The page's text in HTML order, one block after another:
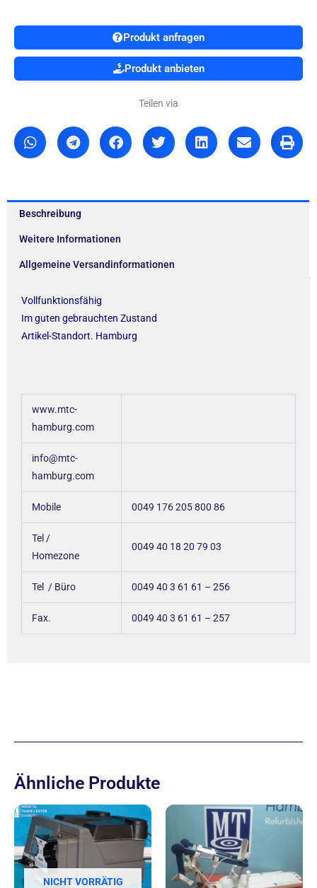
Produkt anfragen
Produkt anbieten
Teilen via
Beschreibung
Weitere Informationen
Allgemeine Versandinformationen
Vollfunktionsfähig
Im guten gebrauchten Zustand
Artikel-Standort. Hamburg
www.mtc-
hamburg.com
info@mtc-
hamburg.com
Mobile 0049 176 205 800 86
Tel /
Homezone
0049 40 18 20 79 03
Tel / Büro 0049 40 3 61 61 – 256
Fax. 0049 40 3 61 61 – 257
Ähnliche Produkte
NICHT VORRÄTIG